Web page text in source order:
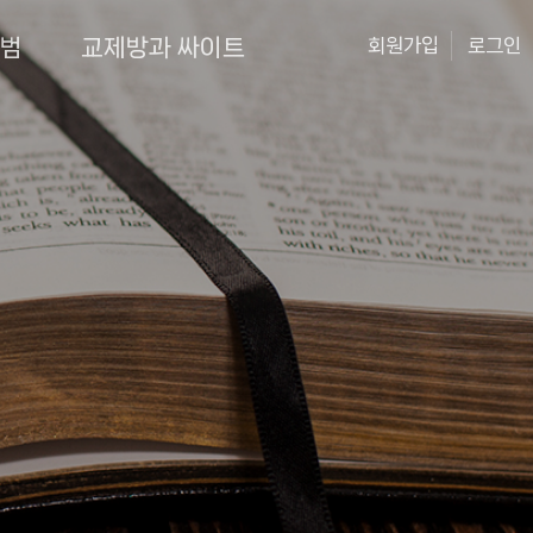
교제방과 싸이트 회원가입 로그인